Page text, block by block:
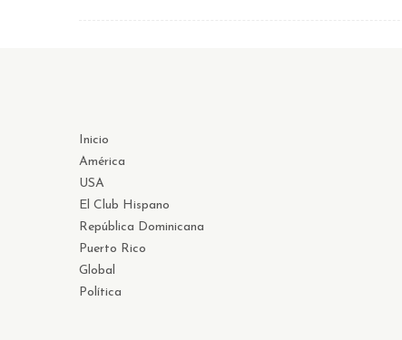
Inicio
América
USA
El Club Hispano
República Dominicana
Puerto Rico
Global
Política